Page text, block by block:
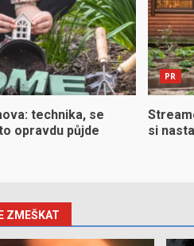
technika, se
opravdu půjde
PR
si
ZMEŠKAT